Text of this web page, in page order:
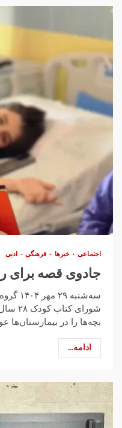
اجتماعی خبرها فرهنگی – ادبی
جادوی قصه برای
سه‌شنبه
بچه‌ها را در بیمارستان‌ها
ادامه...